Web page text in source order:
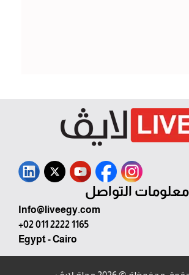
معلومات التواصل
Info@liveegy.com
+02 011 2222 1165
Egypt - Cairo